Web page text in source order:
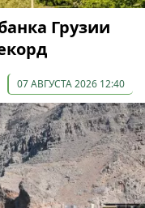
Грузии
07 АВГУСТА 2026 12:40